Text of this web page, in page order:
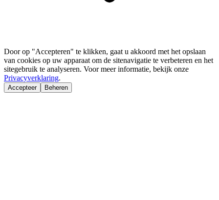
Door op "Accepteren" te klikken, gaat u akkoord met het opslaan
van cookies op uw apparaat om de sitenavigatie te verbeteren en het
sitegebruik te analyseren. Voor meer informatie, bekijk onze
Privacyverklaring.
Accepteer Beheren